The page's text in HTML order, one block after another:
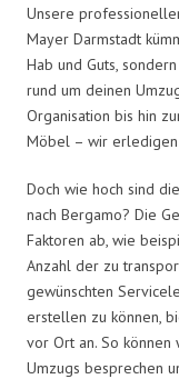
Unsere
Mayer Darmstadt
Hab und Guts,
rund um deinen
Organisation bis hin
Möbel – wir
Doch wie hoch sind
nach Bergamo? Die
Faktoren ab, wie
Anzahl der zu
gewünschten
erstellen zu können,
vor Ort an. So
Umzugs besprechen